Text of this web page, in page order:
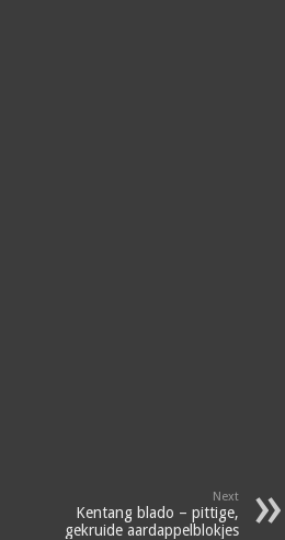
Next
Kentang blado – pittige,
gekruide aardappelblokjes